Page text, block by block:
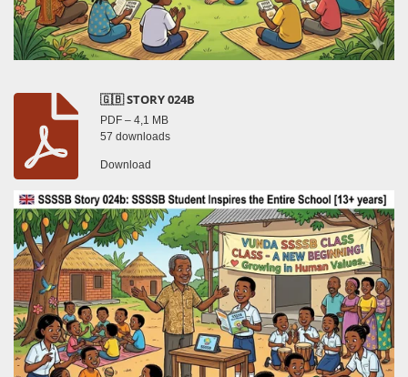
🇬🇧 STORY 024B
PDF – 4,1 MB
57 downloads
Download